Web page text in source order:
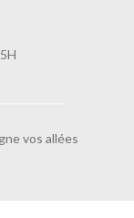
vos allées